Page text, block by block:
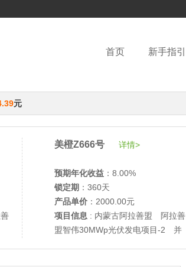
首页 新手指引
元
美橙Z666号 详情>
预期年化收益 ：8.00%
锁定期 ：360天
产品单价 ：2000.00元
项目信息 : 内蒙古阿拉善盟 阿拉善
盟智伟30MWp光伏发电项目-2 并